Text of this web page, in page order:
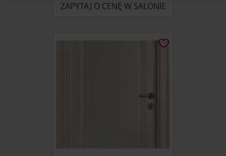
korzystasz z naszej witryny, udostępniamy partnerom
otrzymanymi od Ciebie lub uzyskanymi podczas
ZAPYTAJ O CENĘ W SALONIE